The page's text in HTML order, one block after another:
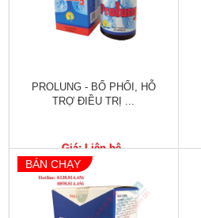
ngon
khỏe
Khoáng
chất
Thuốc
giảm
PROLUNG - BỔ PHỔI, HỖ
TRỢ ĐIỀU TRỊ ...
Giá: Liên hệ
BÁN CHẠY